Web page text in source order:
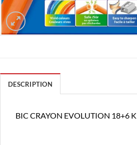
DESCRIPTION
BIC CRAYON EVOLUTION 18+6